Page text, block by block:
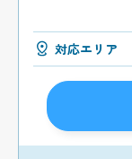
対応エリア